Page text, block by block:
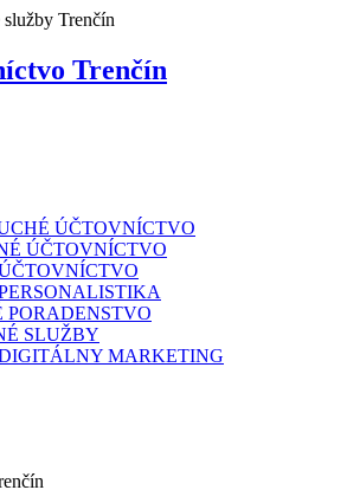
Trenčín
ÚČTOVNÍCTVO
ÚČTOVNÍCTVO
PORADENSTVO
SLUŽBY
MARKETING